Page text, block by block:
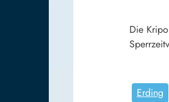
Die
Erding